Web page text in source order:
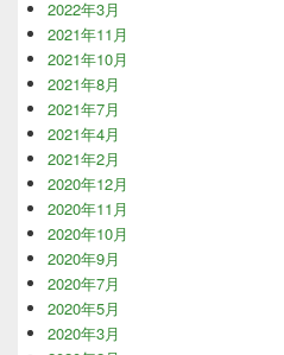
2022年3月
2021年11月
2021年10月
2021年8月
2021年7月
2021年4月
2021年2月
2020年12月
2020年11月
2020年10月
2020年9月
2020年7月
2020年5月
2020年3月